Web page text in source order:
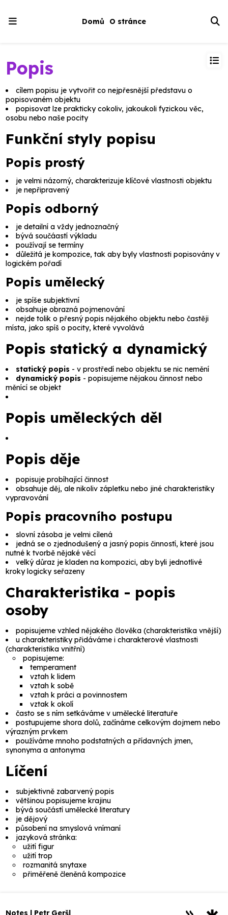
Domů O stránce
Popis
cílempopisu je vytvořit co nejpřesnější představu o
popisovaném objektu
popisovat lze prakticky cokoliv, jakoukoli fyzickou věc,
osobu nebo naše pocity
Funkční styly popisu
Popis prostý
je velmi názorný, charakterizuje klíčové vlastnosti objektu
je nepřipravený
Popis odborný
je detailní a vždy jednoznačný
bývá součáastí výkladu
používají se termíny
důležitá je kompozice, tak aby byly vlastnosti popisovány v
logickém pořadí
Popis umělecký
je spíše subjektivní
obsahuje obrazná pojmenování
nejde tolik o přesný popis nějakého objektu nebo častěji
místa, jako spíš o pocity, které vyvolává
Popis statický a dynamický
statický popis - v prostředí nebo objektu se nic nemění
dynamický popis - popisujeme nějakou činnost nebo
měnící se objekt
Popis uměleckých děl
Popis děje
popisuje probíhající činnost
obsahuje děj, ale nikoliv zápletku nebo jiné charakteristiky
vypravování
Popis pracovního postupu
slovní zásoba je velmi cílená
jedná se o zjednodušený a jasný popis činností, které jsou
nutné k tvorbě nějaké věcí
velký důraz je kladen na kompozici, aby byli jednotlivé
kroky logicky seřazeny
Charakteristika - popis
osoby
popisujeme vzhled nějakého člověka (charakteristika vnější)
u charakteristiky přidáváme i charakterové vlastnosti
(charakteristika vnitřní)
popisujeme:
temperament
vztah k lidem
vztah k sobě
vztah k práci a povinnostem
vztak k okolí
často se s ním setkáváme v umělecké literatuře
postupujeme shora dolů, začínáme celkovým dojmem nebo
výrazným prvkem
používáme mnoho podstatných a přídavných jmen,
synonyma a antonyma
Líčení
subjektivně zabarvený popis
většinou popisujeme krajinu
bývá součástí umělecké literatury
je dějový
působení na smyslová vnímaní
jazyková stránka:
užití figur
užití trop
rozmanitá snytaxe
přiměřeně členěná kompozice
Notes | Petr Geršl